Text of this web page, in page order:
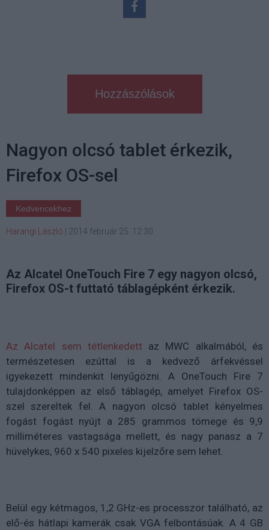
Hozzászólások
Nagyon olcsó tablet érkezik,
Firefox OS-sel
Kedvencekhez
Harangi László 2014 február 25. 12:30
Az Alcatel OneTouch Fire 7 egy nagyon olcsó,
Firefox OS-t futtató táblagépként érkezik.
Az Alcatel sem tétlenkedett az MWC alkalmából, és
természetesen ezúttal is a kedvező árfekvéssel
igyekezett mindenkit lenyűgözni. A OneTouch Fire 7
tulajdonképpen az első táblagép, amelyet Firefox OS-
szel szereltek fel. A nagyon olcsó tablet kényelmes
fogást fogást nyújt a 285 grammos tömege és 9,9
milliméteres vastagsága mellett, és nagy panasz a 7
hüvelykes, 960 x 540 pixeles kijelzőre sem lehet.
Belül egy kétmagos, 1,2 GHz-es processzor található, az
elő-és hátlapi kamerák csak VGA felbontásúak. A 4 GB